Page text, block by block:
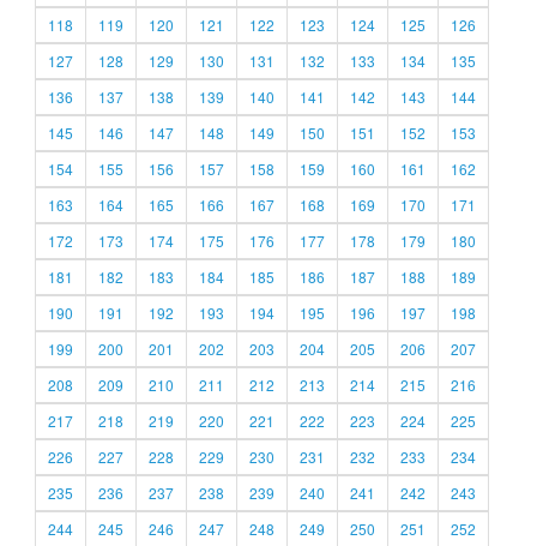
118
119 120 121 122 123 124 125
126
127
128 129 130 131 132 133 134
135
136
137 138 139 140 141 142 143
144
145
146 147 148 149 150 151 152
153
154
155 156 157 158 159 160 161
162
163
164 165 166 167 168 169 170
171
172
173 174 175 176 177 178 179
180
181
182 183 184 185 186 187 188
189
190
191 192 193 194 195 196 197
198
199
200 201 202 203 204 205 206
207
208
209 210 211 212 213 214 215
216
217
218 219 220 221 222 223 224
225
226
227 228 229 230 231 232 233
234
235
236 237 238 239 240 241 242
243
244
245 246 247 248 249 250 251 252